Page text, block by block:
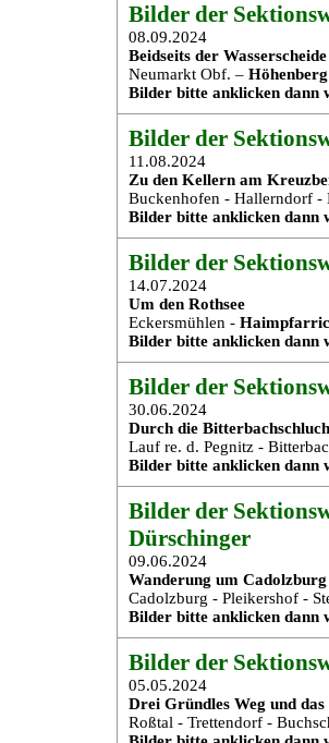
Bilder der
08.09.2024
Beidseits der Wasserscheide
Neumarkt Obf. – Höhenberg
Bilder bitte anklicken dann
Bilder der
11.08.2024
Zu den Kellern am
Buckenhofen - Hallerndorf -
Bilder bitte anklicken dann
Bilder der
14.07.2024
Um den Rothsee
Eckersmühlen -
Bilder bitte anklicken dann
Bilder der
30.06.2024
Durch die
Lauf re. d. Pegnitz -
Bilder bitte anklicken dann
Bilder der
Dürschinger
09.06.2024
Wanderung um Cadolzburg
Cadolzburg - Pleikershof -
Bilder bitte anklicken dann
Bilder der
05.05.2024
Drei Gründles Weg und
Roßtal - Trettendorf -